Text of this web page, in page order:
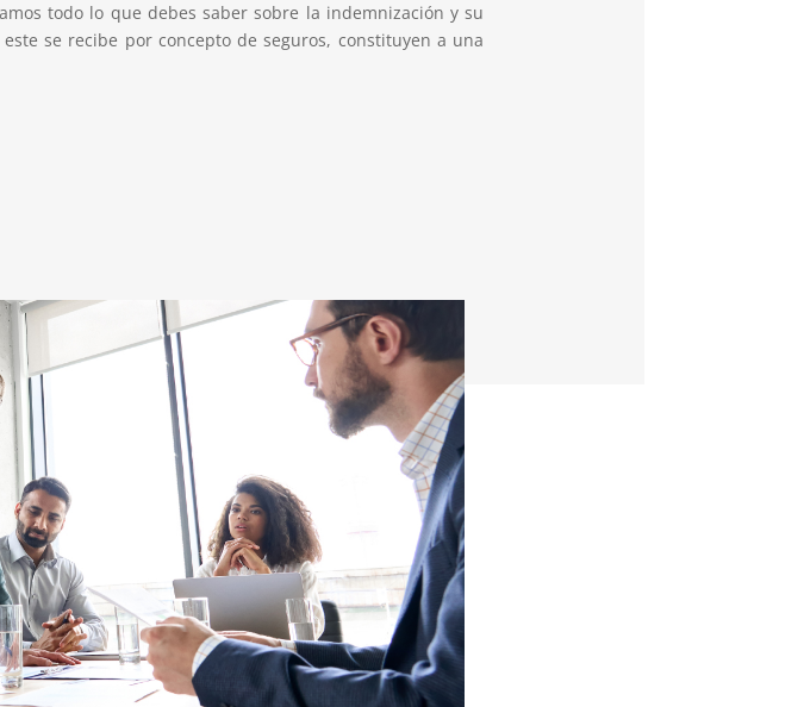
todo lo que debes saber sobre la indemnización y su
se recibe por concepto de seguros, constituyen a una